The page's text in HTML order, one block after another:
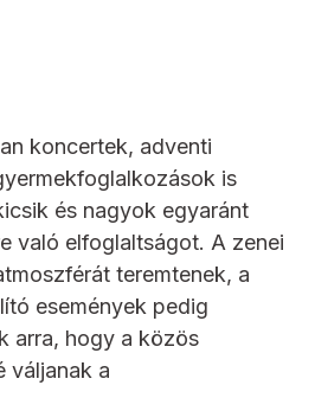
koncertek, adventi
is
és nagyok egyaránt
való elfoglaltságot. A zenei
teremtenek, a
események pedig
arra, hogy a közös
váljanak a